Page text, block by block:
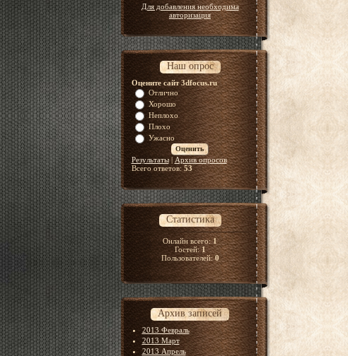
Для добавления необходима
авторизация
Наш опрос
Оцените сайт 3dfocus.ru
Отлично
Хорошо
Неплохо
Плохо
Ужасно
Результаты| Архив опросов
Всего ответов:53
Статистика
Онлайн всего:1
Гостей:1
Пользователей:0
Архив записей
2013 Февраль
2013 Март
2013 Апрель